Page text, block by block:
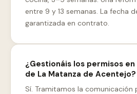
entre 9 y 13 semanas. La fecha
garantizada en contrato.
¿Gestionáis los permisos
de La Matanza de Acentejo?
Sí. Tramitamos la comunicación